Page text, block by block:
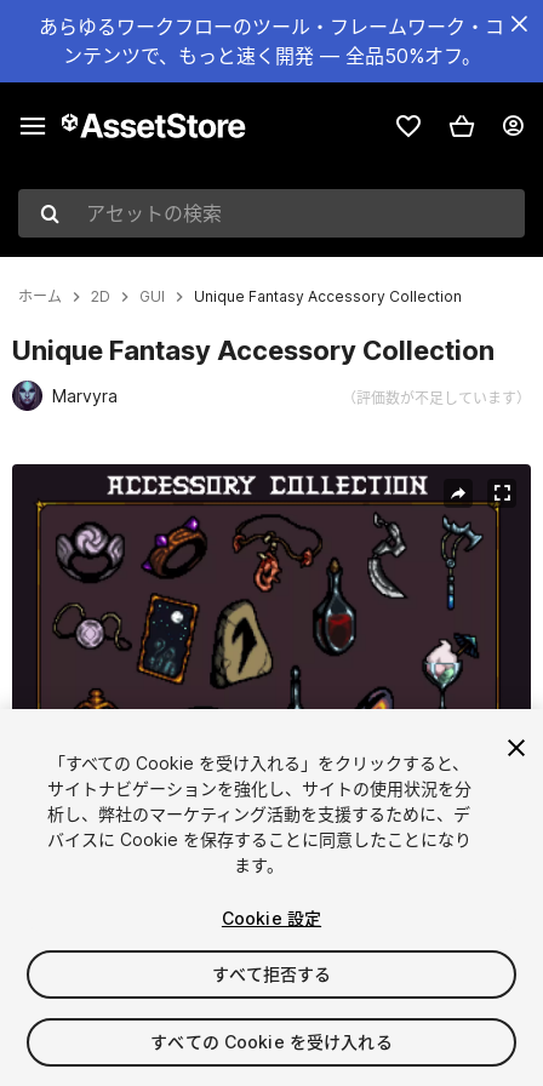
あらゆるワークフローのツール・フレームワーク・コ
ンテンツで、もっと速く開発 — 全品50%オフ。
アセットの検索
ホーム 2D GUI Unique Fantasy Accessory Collection
Unique Fantasy Accessory Collection
Marvyra （評価数が不足しています）
現在のスライド：1 / 3
1 /3
$15
消費税は決済時に計算されます
「すべての Cookie を受け入れる」をクリックすると、
サイトナビゲーションを強化し、サイトの使用状況を分
析し、弊社のマーケティング活動を支援するために、デ
バイスに Cookie を保存することに同意したことになり
ます。
Cookie 設定
すべて拒否する
すべての Cookie を受け入れる